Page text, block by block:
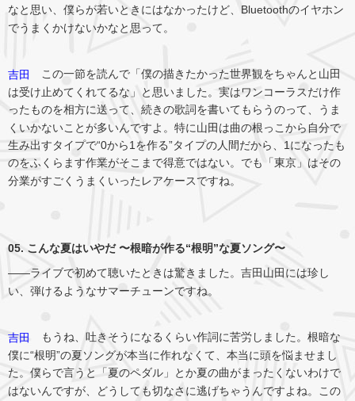
なと思い、僕らが若いときにはなかったけど、Bluetoothのイヤホン
でうまくかけないかなと思って。
吉田
この一節を読んで「僕の描きたかった世界観をちゃんと山田
は受け止めてくれてるな」と思いました。実はワンコーラスだけ作
ったものを相方に送って、続きの歌詞を書いてもらうのって、うま
くいかないことが多いんですよ。特に山田は曲の根っこから自分で
生み出すタイプで“0から1を作る”タイプの人間だから、1になったも
のをふくらます作業がそこまで得意ではない。でも「東京」はその
分業がすごくうまくいったレアケースですね。
05. こんな夏はいやだ 〜根暗が作る“根明”な夏ソング〜
――ライブで初めて聴いたときは驚きました。吉田山田には珍し
い、弾けるようなサマーチューンですね。
吉田
もうね、吐きそうになるくらい作詞に苦労しました。根暗な
僕に“根明”の夏ソングが本当に作れなくて、本当に頭を悩ませまし
た。僕らで言うと「夏のペダル」とか夏の曲がまったくないわけで
はないんですが、どうしても切なさに逃げちゃうんですよね。この